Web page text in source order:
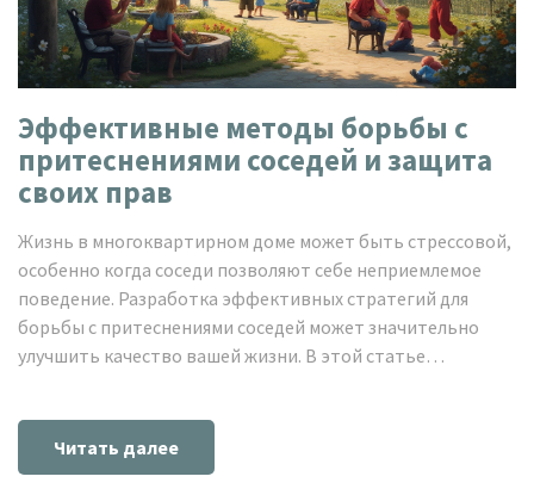
Эффективные методы борьбы с
притеснениями соседей и защита
своих прав
Жизнь в многоквартирном доме может быть стрессовой,
особенно когда соседи позволяют себе неприемлемое
поведение. Разработка эффективных стратегий для
борьбы с притеснениями соседей может значительно
улучшить качество вашей жизни. В этой статье
Советуется проанализировать причины неприятностей и
найти конструктивные способы решения проблем.
Читать далее